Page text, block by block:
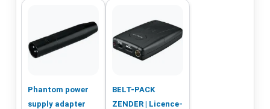
Phantom power
supply adapter
BELT-PACK
ZENDER | Licence-